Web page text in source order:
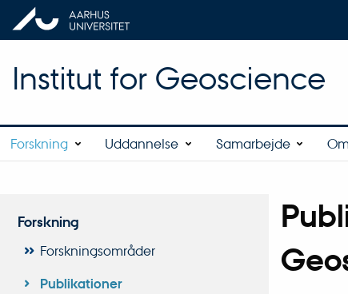
Institut for Geoscience
Forskning Uddannelse Samarbejde
Forskning
Forskningsområder
Publikationer